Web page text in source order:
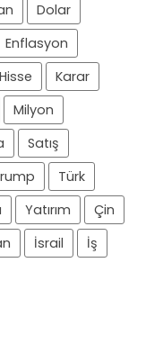
Dolar
Enflasyon
Hisse
Karar
Milyon
Satış
Türk
Yatırım
Çin
İsrail
İş